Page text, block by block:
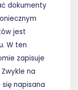
dokumenty
jest
W ten
zapisuje
Zwykle na
napisana